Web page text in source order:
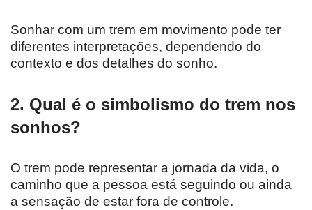
Sonhar com um trem em movimento pode ter
diferentes interpretações, dependendo do
contexto e dos detalhes do sonho.
2. Qual é o simbolismo do trem nos
sonhos?
O trem pode representar a jornada da vida, o
caminho que a pessoa está seguindo ou ainda
a sensação de estar fora de controle.